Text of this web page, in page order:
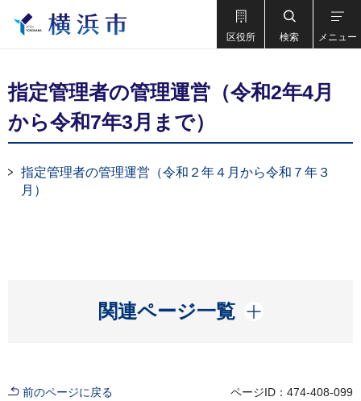
区役所 検索 メニュー
指定管理者の管理運営（令和2年4月
から令和7年3月まで）
指定管理者の管理運営（令和２年４月から令和７年３
月）
関連ページ一覧
開く
前のページに戻る ページID：474-408-099